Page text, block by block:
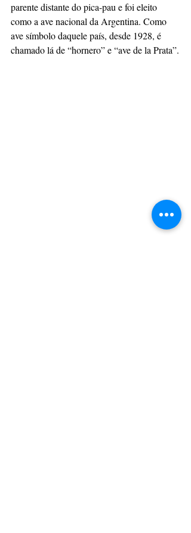
parente distante do pica-pau e foi eleito
como a ave nacional da Argentina. Como
ave símbolo daquele país, desde 1928, é
chamado lá de “hornero” e “ave de la Prata”.